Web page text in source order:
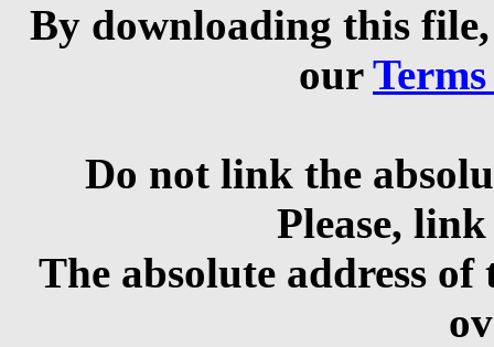
By downloading this
our
Do not link the
Please,
The absolute address